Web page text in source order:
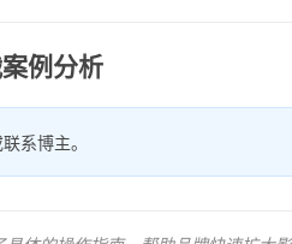
例分析
系博主。